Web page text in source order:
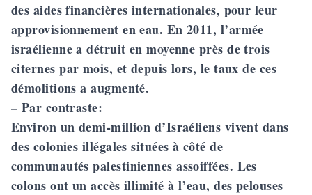
des aides financières internationales, pour leur
approvisionnement en eau. En 2011, l’armée
israélienne a détruit en moyenne près de trois
citernes par mois, et depuis lors, le taux de ces
démolitions a augmenté.
– Par contraste:
Environ un demi-million d’Israéliens vivent dans
des colonies illégales situées à côté de
communautés palestiniennes assoiffées. Les
colons ont un accès illimité à l’eau, des pelouses